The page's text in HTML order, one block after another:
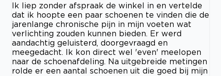
Ik liep zonder afspraak de winkel in en vertelde
dat ik hoopte een paar schoenen te vinden die de
jarenlange chronische pijn in mijn voeten wat
verlichting zouden kunnen bieden. Er werd
aandachtig geluisterd, doorgevraagd en
meegedacht. Ik kon direct wel 'even' meelopen
naar de schoenafdeling. Na uitgebreide metingen
rolde er een aantal schoenen uit die goed bij mijn